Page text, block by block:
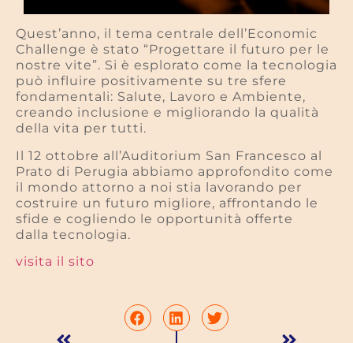
Quest’anno, il tema centrale dell’Economic
Challenge è stato “Progettare il futuro per le
nostre vite”. Si è esplorato come la tecnologia
può influire positivamente su tre sfere
fondamentali: Salute, Lavoro e Ambiente,
creando inclusione e migliorando la qualità
della vita per tutti.
Il 12 ottobre all’Auditorium San Francesco al
Prato di Perugia abbiamo approfondito come
il mondo attorno a noi stia lavorando per
costruire un futuro migliore, affrontando le
sfide e cogliendo le opportunità offerte
dalla tecnologia.
visita il sito